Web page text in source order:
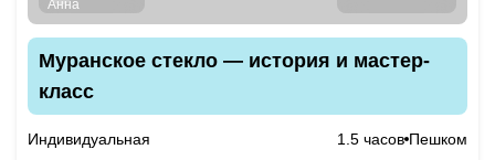
Муранское стекло — история и мастер-
класс
Индивидуальная 1.5 часов Пешком